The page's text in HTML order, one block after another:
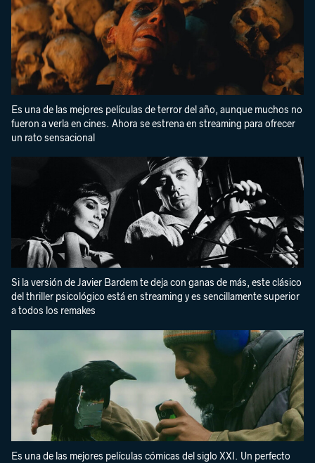
Es una de las mejores películas de terror del año, aunque muchos no
fueron a verla en cines. Ahora se estrena en streaming para ofrecer
un rato sensacional
Si la versión de Javier Bardem te deja con ganas de más, este clásico
del thriller psicológico está en streaming y es sencillamente superior
a todos los remakes
Es una de las mejores películas cómicas del siglo XXI. Un perfecto